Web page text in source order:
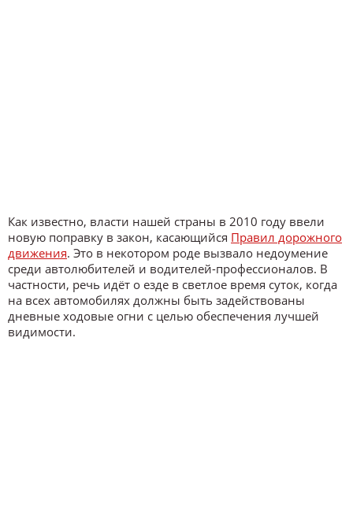
Как известно, власти нашей страны в 2010 году ввели
новую поправку в закон, касающийся Правил дорожного
движения. Это в некотором роде вызвало недоумение
среди автолюбителей и водителей-профессионалов. В
частности, речь идёт о езде в светлое время суток, когда
на всех автомобилях должны быть задействованы
дневные ходовые огни с целью обеспечения лучшей
видимости.